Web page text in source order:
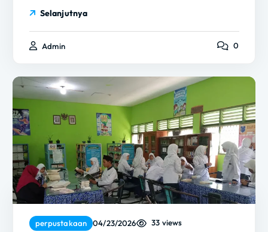
Selanjutnya
Admin 0
perpustakaan 04/23/2026 33 views